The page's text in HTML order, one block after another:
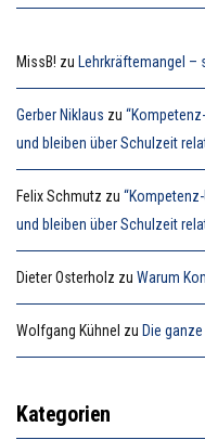
MissB! zu Lehrkräftemangel
Gerber Niklaus zu
und bleiben über Schulzeit
Felix Schmutz zu
und bleiben über Schulzeit
Dieter Osterholz zu Warum
Wolfgang Kühnel zu Die
Kategorien